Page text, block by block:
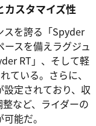
スタマイズ性
スを誇る「Spyder
スを備えラグジュ
RT」、そして軽
ている。さらに、
定されており、収
など、ライダーの
能だ。